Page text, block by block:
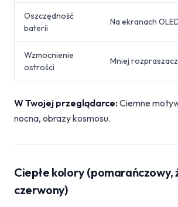
Oszczędność
baterii
Na ekranach
Wzmocnienie
ostrości
Mniej
W Twojej przeglądarce:Ciemne
nocna, obrazy kosmosu.
Ciepłe kolory (pomarańczowy,
czerwony)